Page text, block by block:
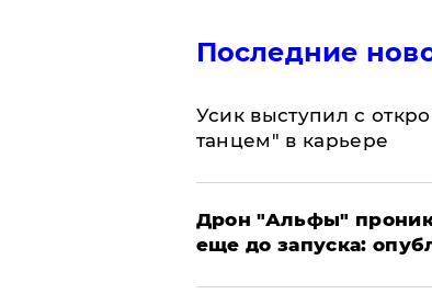
Последние
Усик выступил с
танцем" в карьере
Дрон "Альфы"
еще до запуска: